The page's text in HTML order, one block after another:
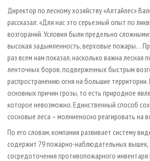
Директор по лесному хозяйству «Алтайлес»
рассказал: «Для нас это серьезный опыт по
возгораний. Условия были предельно
высокая задымленность, верховые пожары…
раз всем нам показал, насколько важна лесная
ленточных боров, подверженных быстрым
распространению огня на большие
основных причин грозы, то есть природное
которое невозможно. Единственный способ
сосновые леса – молниеносно реагировать на
По его словам, компания развивает систему
содержит 79 пожарно-наблюдательных вышек,
сосредоточения противопожарного инвентаря